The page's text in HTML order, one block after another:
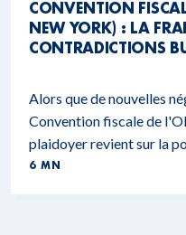
CONVENTION
NEW YORK) : LA
CONTRADICTIONS
Alors que de nouvelles
Convention fiscale de
plaidoyer revient sur la
6 MN